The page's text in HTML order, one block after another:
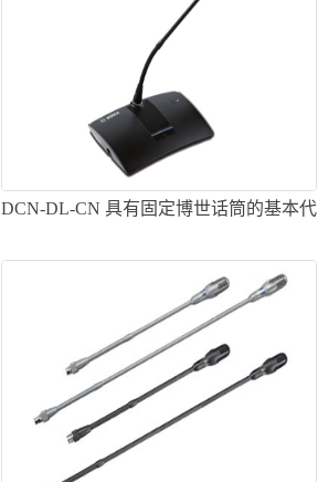
DCN-DL-CN 具有固定博世话筒的基本代